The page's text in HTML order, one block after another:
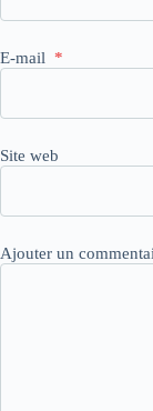
E-mail *
Site web
Ajouter un